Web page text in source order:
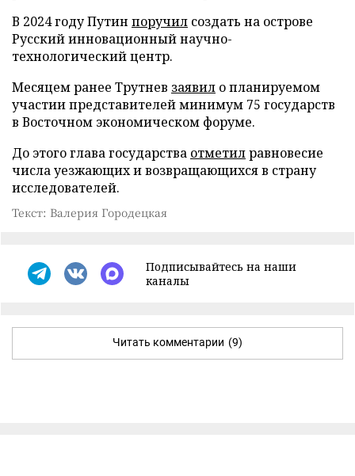
В 2024 году Путин поручил создать на острове
Русский инновационный научно-
технологический центр.
Месяцем ранее Трутнев заявил о планируемом
участии представителей минимум 75 государств
в Восточном экономическом форуме.
До этого глава государства отметилравновесие
числа уезжающих и возвращающихся в страну
исследователей.
Текст: Валерия Городецкая
Подписывайтесь на наши
каналы
Читать комментарии (9)